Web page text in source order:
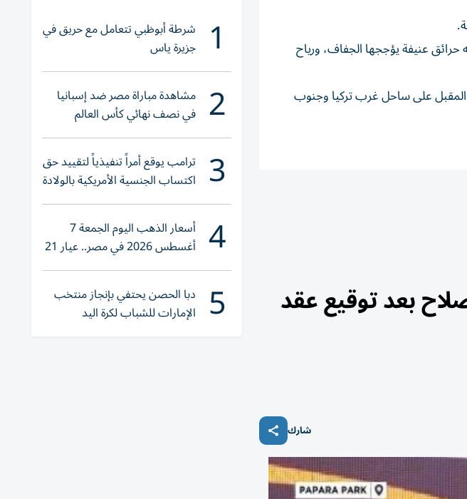
بحر إيجه حرائق عنيفة يؤججها الجفاف، ورياح
الأقل، في مطلع الأسبوع المقبل على ساحل غرب تركيا وجنوب
بعد توقيع عقد
شارك
1 شرطة أبوظبي تتعامل مع حريق في
جزيرة ياس
2 مشاهدة مباراة مصر ضد إسبانيا
في نصف نهائي كأس العالم
لناشئات اليد 2026
3 ترامب يوقع أمراً تنفيذياً لتقييد حق
اكتساب الجنسية الأمريكية بالولادة
4 أسعار الذهب اليوم الجمعة 7
أغسطس 2026 في مصر.. عيار 21
يقترب من هذا الرقم
5 دبا الحصن يحتفي بإنجاز منتخب
الإمارات للشباب لكرة اليد